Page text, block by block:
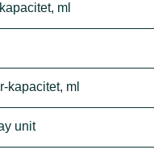
ml
kapacitet, ml
unit